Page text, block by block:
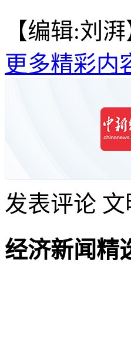
【编辑:刘湃
更多精彩内
发表评论
经济新闻精